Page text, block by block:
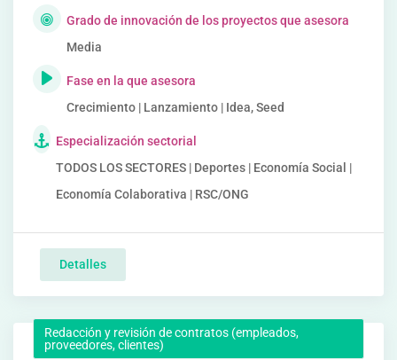
Grado de innovación de los proyectos que asesora
Media
Fase en la que asesora
Crecimiento | Lanzamiento | Idea, Seed
Especialización sectorial
TODOS LOS SECTORES | Deportes | Economía Social |
Economía Colaborativa | RSC/ONG
Detalles
Redacción y revisión de contratos (empleados,
proveedores, clientes)